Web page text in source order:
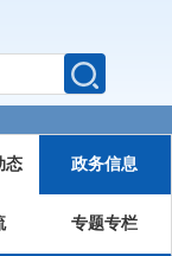
态 政务信息
专题专栏